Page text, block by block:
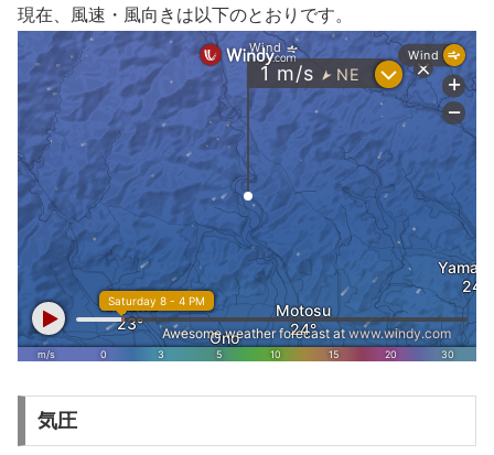
現在、風速・風向きは以下のとおりです。
気圧